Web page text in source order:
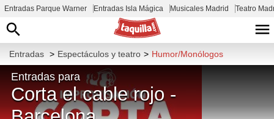
Entradas Parque Warner Entradas Isla Mágica Musicales Madrid Teatro
Entradas > Espectáculos y teatro > Humor/Monólogos
Entradas para
Corta el cable rojo -